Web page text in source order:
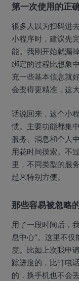
第一次使用的正
很多人以为扫码进
小程序时，建议先
能。我刚开始就漏
绑定的过程比想象
充一些基本信息就
会变得更精准，这
话说回来，这个小
惯。主要功能都集
服务、消息和个人
用花时间摸索。不
里，不同类型的服
起来特别方便。
那些容易被忽略
用了一段时间后，
息中心”。这里不
度。比如上次我申
踪进度的，比打电
的，换手机也不会